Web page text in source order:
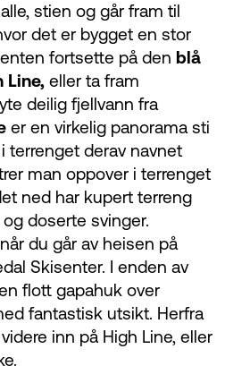
stien og går fram til
det er bygget en stor
fortsette på den blå
Line, eller ta fram
deilig fjellvann fra
er en virkelig panorama sti
terrenget derav navnet
man oppover i terrenget
ned har kupert terreng
doserte svinger.
du går av heisen på
Skisenter. I enden av
flott gapahuk over
fantastisk utsikt. Herfra
inn på High Line, eller